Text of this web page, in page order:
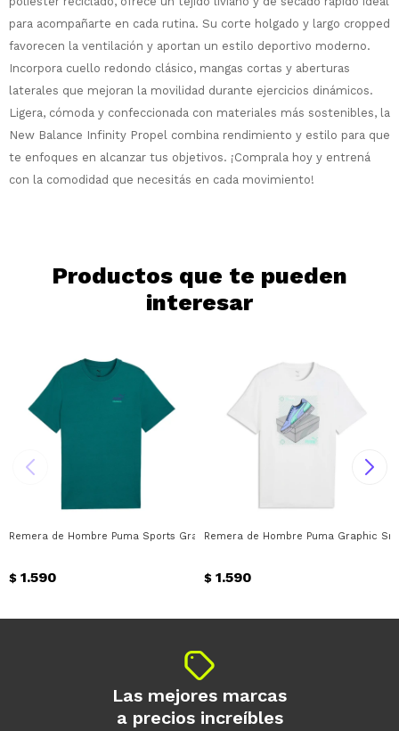
para acompañarte en cada rutina. Su corte holgado y largo cropped
favorecen la ventilación y aportan un estilo deportivo moderno.
Incorpora cuello redondo clásico, mangas cortas y aberturas
laterales que mejoran la movilidad durante ejercicios dinámicos.
Ligera, cómoda y confeccionada con materiales más sostenibles, la
New Balance Infinity Propel combina rendimiento y estilo para que
te enfoques en alcanzar tus objetivos. ¡Comprala hoy y entrená
con la comodidad que necesitás en cada movimiento!
Productos que te pueden
interesar
Remera de Hombre Puma Sports Graphic Puma - Verde
$ 1.590
Remera de Hombre Puma Graphic
$ 1.590
Las mejores marcas
a precios increíbles
Comprá ahora y Pagá
Después, hasta en 12
cuotas y sin tocar tu
tarjeta de crédito
en 12 cuotas * ¡Solo con tu cédula!
* sujeto aprobación crediticia.
Verifica si estás calificado para comprar
con Pago Después:
Cédula de identidad
Continuar
Estás calificado para comprar usando Pago
Después.
¡Tenés hasta
para comprar en las cuotas
Elegí tus productos preferidos
Ups!
Parece que no tenes oferta, lamentamos
el inconveniente, por cualquier duda
contactanos en
preguntas@pagodespues.com.uy
¡Algo salió mal!
Por favor intenta nuevamente mas tarde.